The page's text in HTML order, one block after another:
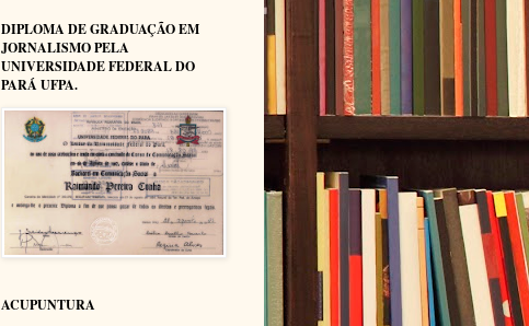
DIPLOMA DE GRADUAÇÃO EM
JORNALISMO PELA
UNIVERSIDADE FEDERAL DO
PARÁ UFPA.
ACUPUNTURA